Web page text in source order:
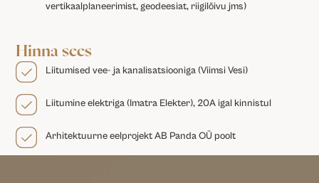
vertikaalplaneerimist, geodeesiat, riigilõivu jms)
Hinna sees
Liitumised vee- ja kanalisatsiooniga (Viimsi Vesi)
Liitumine elektriga (Imatra Elekter), 20A igal kinnistul
Arhitektuurne eelprojekt AB Panda OÜ poolt